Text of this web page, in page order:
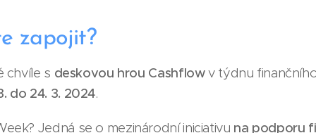
zapojit?
chvíle s deskovou hrou Cashflowv týdnu
do 24. 3. 2024.
Jedná se o mezinárodní iniciativu na podporu